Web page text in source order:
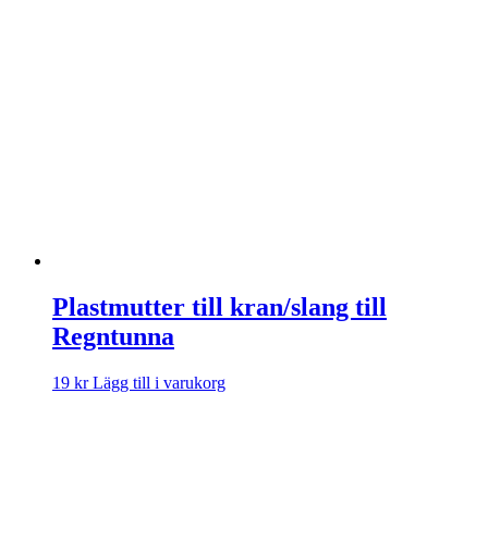
Plastmutter till kran/slang till
Regntunna
19 kr Lägg till i varukorg